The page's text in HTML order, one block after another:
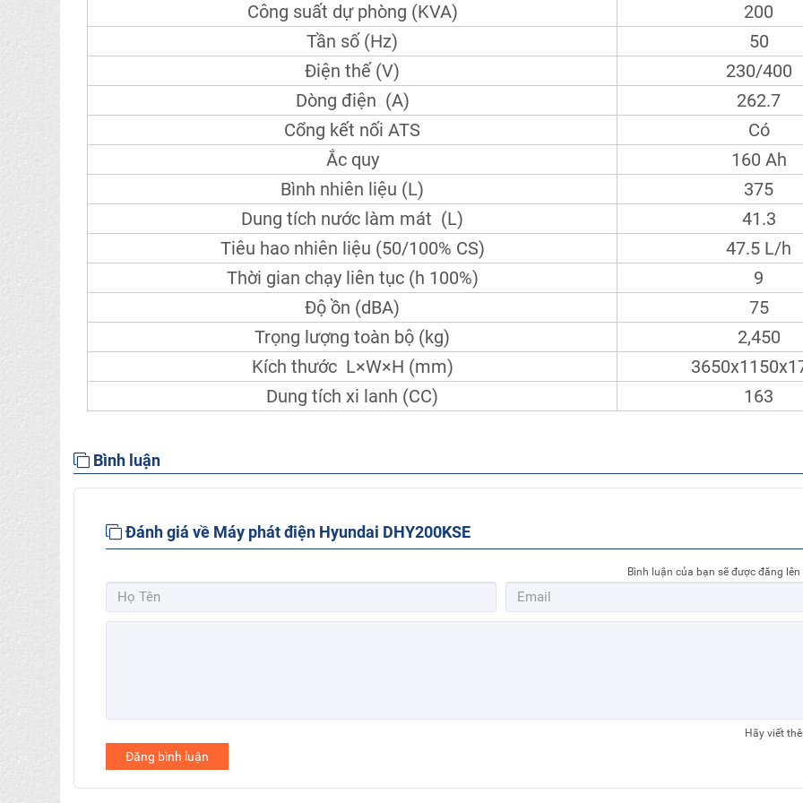
Công suất dự phòng (KVA)
200
Tần số (Hz)
50
Điện thế (V)
230/400
Dòng điện (A)
262.7
Cổng kết nối ATS
Có
Ắc quy
160 Ah
Bình nhiên liệu (L)
375
Dung tích nước làm mát (L)
41.3
Tiêu hao nhiên liệu (50/100% CS)
47.5 L/h
Thời gian chạy liên tục (h 100%)
9
Độ ồn (dBA)
75
Trọng lượng toàn bộ (kg)
2,450
Kích thước L×W×H (mm)
Dung tích xi lanh (CC)
163
Bình luận
Đánh giá về Máy phát điện Hyundai DHY200KSE
Bình luận của bạn sẽ được đăng
Hãy viết
Đăng bình luận